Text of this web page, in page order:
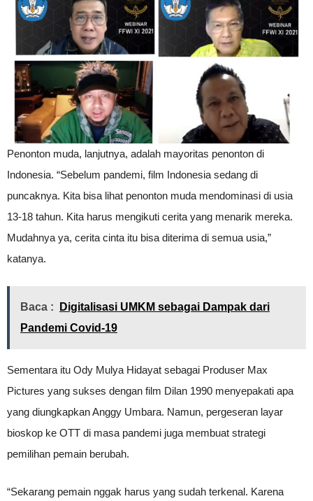
Penonton muda, lanjutnya, adalah mayoritas penonton di
Indonesia. “Sebelum pandemi, film Indonesia sedang di
puncaknya. Kita bisa lihat penonton muda mendominasi di usia
13-18 tahun. Kita harus mengikuti cerita yang menarik mereka.
Mudahnya ya, cerita cinta itu bisa diterima di semua usia,”
katanya.
Baca :
Digitalisasi UMKM sebagai Dampak dari
Pandemi Covid-19
Sementara itu Ody Mulya Hidayat sebagai Produser Max
Pictures yang sukses dengan film Dilan 1990 menyepakati apa
yang diungkapkan Anggy Umbara. Namun, pergeseran layar
bioskop ke OTT di masa pandemi juga membuat strategi
pemilihan pemain berubah.
“Sekarang pemain nggak harus yang sudah terkenal. Karena